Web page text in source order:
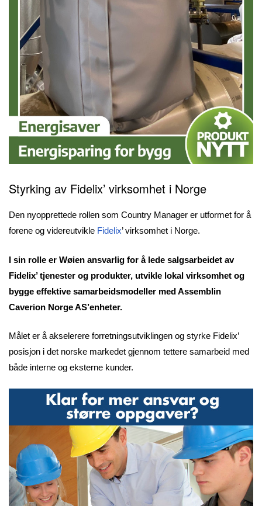
Styrking av Fidelix’ virksomhet i Norge
Den nyopprettede rollen som Country Manager er utformet for å
forene og videreutvikle Fidelix’ virksomhet i Norge.
I sin rolle er Wøien ansvarlig for å lede salgsarbeidet av
Fidelix’ tjenester og produkter, utvikle lokal virksomhet og
bygge effektive samarbeidsmodeller med Assemblin
Caverion Norge AS’enheter.
Målet er å akselerere forretningsutviklingen og styrke Fidelix’
posisjon i det norske markedet gjennom tettere samarbeid med
både interne og eksterne kunder.